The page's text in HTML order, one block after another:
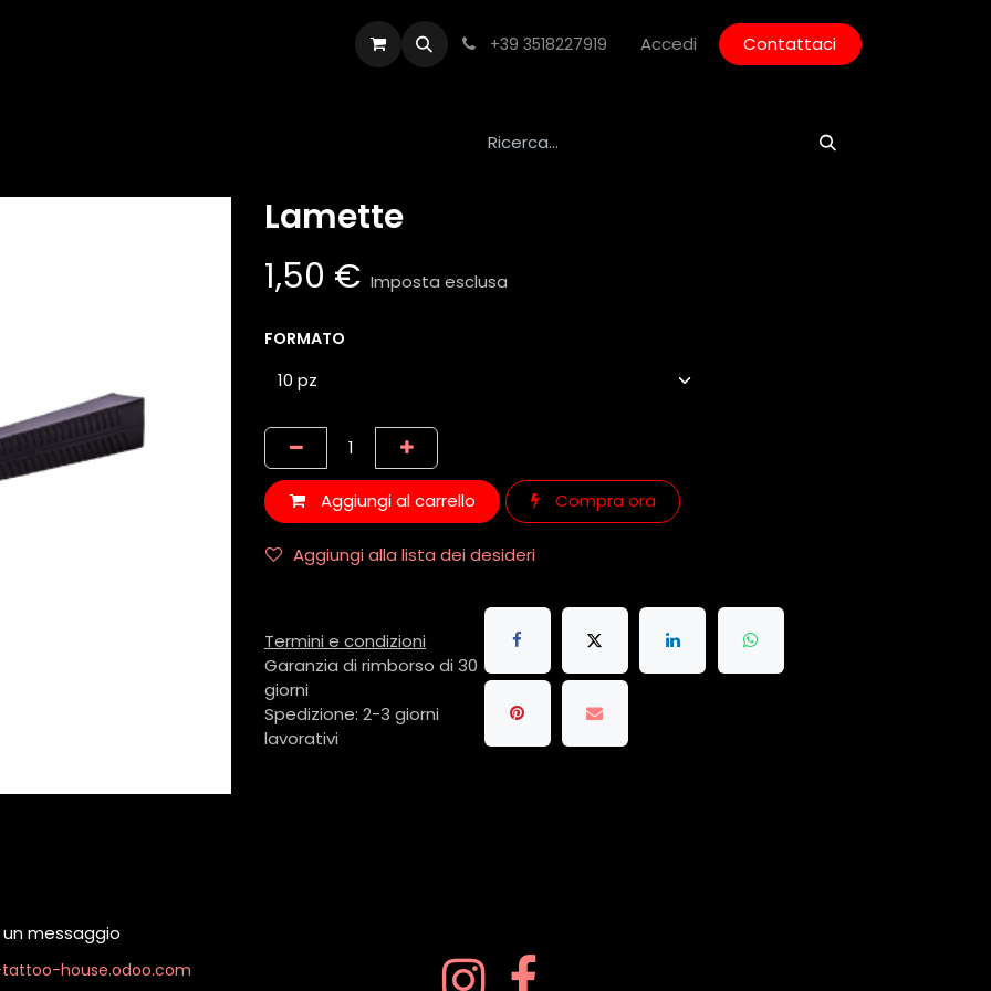
+39 3518227919 Accedi Contattaci
Lamette
1,50 € Imposta esclusa
FORMATO
Aggiungi al carrello Compra ora
Aggiungi alla lista dei desideri
Termini e condizioni
Garanzia di rimborso di 30
giorni
Spedizione: 2-3 giorni
lavorativi
un messaggio
house.odoo.com